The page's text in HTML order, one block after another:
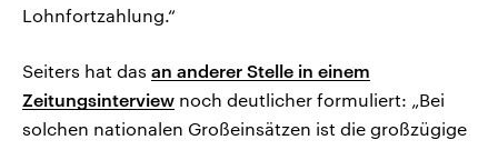
Lohnfortzahlung.“
Seiters hat das an anderer Stelle in einem
Zeitungsinterview noch deutlicher formuliert: „Bei
solchen nationalen Großeinsätzen ist die großzügige